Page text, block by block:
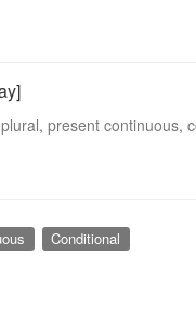
present continuous,
Conditional